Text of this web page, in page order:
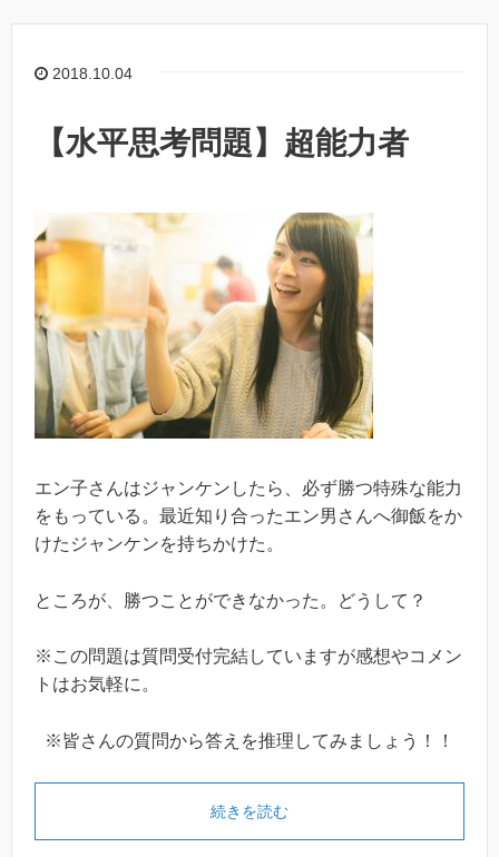
2018.10.04
【水平思考問題】超能力者
エン子さんはジャンケンしたら、必ず勝つ特殊な能力
をもっている。最近知り合ったエン男さんへ御飯をか
けたジャンケンを持ちかけた。
ところが、勝つことができなかった。どうして？
※この問題は質問受付完結していますが感想やコメン
トはお気軽に。
※皆さんの質問から答えを推理してみましょう！！
続きを読む